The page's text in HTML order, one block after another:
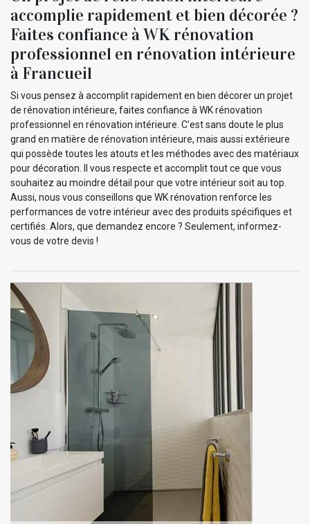
accomplie rapidement et bien décorée ?
Faites confiance à WK rénovation
professionnel en rénovation intérieure
à Francueil
Si vous pensez à accomplit rapidement en bien décorer un projet
de rénovation intérieure, faites confiance à WK rénovation
professionnel en rénovation intérieure. C’est sans doute le plus
grand en matière de rénovation intérieure, mais aussi extérieure
qui possède toutes les atouts et les méthodes avec des matériaux
pour décoration. Il vous respecte et accomplit tout ce que vous
souhaitez au moindre détail pour que votre intérieur soit au top.
Aussi, nous vous conseillons que WK rénovation renforce les
performances de votre intérieur avec des produits spécifiques et
certifiés. Alors, que demandez encore ? Seulement, informez-
vous de votre devis !